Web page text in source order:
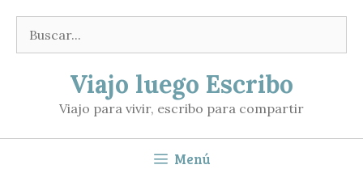
contenido
Buscar:
Viajo luego Escribo
Viajo para vivir, escribo para compartir
Menú